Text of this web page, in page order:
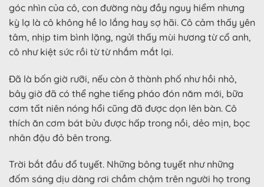
góc nhìn của cô, con đường này đầy nguy hiểm nhưng
kỳ lạ là cô không hề lo lắng hay sợ hãi. Cô cảm thấy yên
tâm, nhịp tim bình lặng, ngửi thấy mùi hương từ cổ anh,
cô như kiệt sức rồi từ từ nhắm mắt lại.
Đã là bốn giờ rưỡi, nếu còn ở thành phố như hồi nhỏ,
bây giờ đã có thể nghe tiếng pháo đón năm mới, bữa
cơm tất niên nóng hổi cũng đã được dọn lên bàn. Cô
thích ăn cơm bát bửu được hấp trong nồi, dẻo mịn, bọc
nhân đậu đỏ bên trong.
Trời bắt đầu đổ tuyết. Những bông tuyết như những
đốm sáng dịu dàng rơi chầm chậm trên người họ trong